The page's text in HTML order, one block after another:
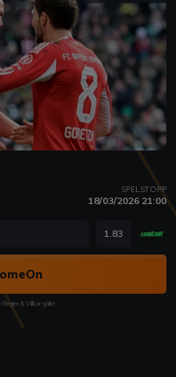
SPELSTOPP
18/03/2026 21:00
1.83
& Villkor gäller